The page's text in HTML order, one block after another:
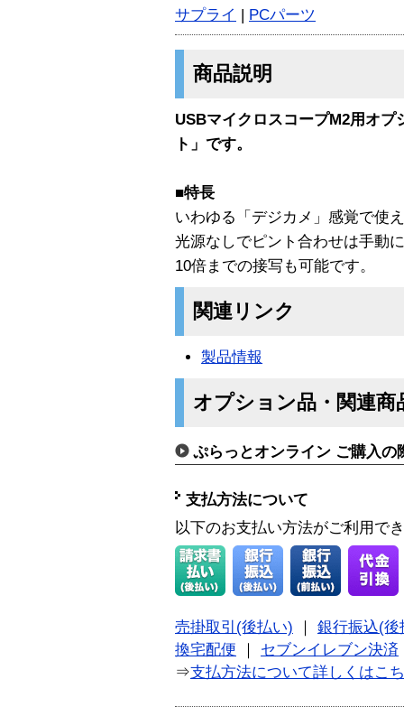
サプライ | PCパーツ
商品説明
USBマイクロスコープM2用オプ
ト」です。
■特長
いわゆる「デジカメ」感覚で使
光源なしでピント合わせは手動
10倍までの接写も可能です。
関連リンク
製品情報
オプション品・関連商
ぷらっとオンライン ご購入の
支払方法について
以下のお支払い方法がご利用で
売掛取引(後払い)
銀行振込(後
換宅配便
セブンイレブン決済
⇒支払方法について詳しくはこ